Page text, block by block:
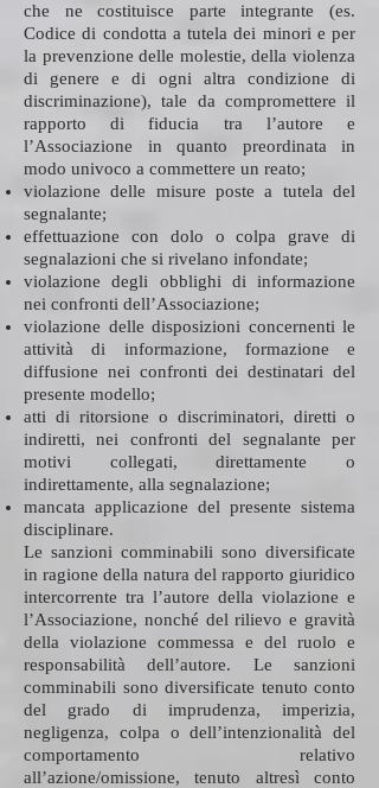
che ne costituisce parte integrante (es.
Codice di condotta a tutela dei minori e per
la prevenzione delle molestie, della violenza
di genere e di ogni altra condizione di
discriminazione), tale da compromettere il
rapporto di fiducia tra l’autore e
l’Associazione in quanto preordinata in
modo univoco a commettere un reato;
violazione delle misure poste a tutela del
segnalante;
effettuazione con dolo o colpa grave di
segnalazioni che si rivelano infondate;
violazione degli obblighi di informazione
nei confronti dell’Associazione;
violazione delle disposizioni concernenti le
attività di informazione, formazione e
diffusione nei confronti dei destinatari del
presente modello;
atti di ritorsione o discriminatori, diretti o
indiretti, nei confronti del segnalante per
motivi collegati, direttamente o
indirettamente, alla segnalazione;
mancata applicazione del presente sistema
disciplinare.
Le sanzioni comminabili sono diversificate
in ragione della natura del rapporto giuridico
intercorrente tra l’autore della violazione e
l’Associazione, nonché del rilievo e gravità
della violazione commessa e del ruolo e
responsabilità dell’autore. Le sanzioni
comminabili sono diversificate tenuto conto
del grado di imprudenza, imperizia,
negligenza, colpa o dell’intenzionalità del
comportamento relativo
all’azione/omissione, tenuto altresì conto